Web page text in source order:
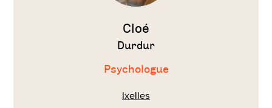
Cloé
Durdur
Psychologue
Ixelles